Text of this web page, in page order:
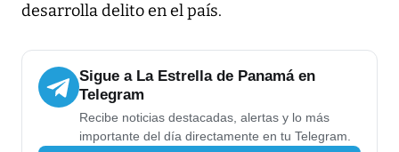
desarrolla delito en el país.
Sigue a La Estrella de Panamá en
Telegram
Recibe noticias destacadas, alertas y lo más
importante del día directamente en tu Telegram.